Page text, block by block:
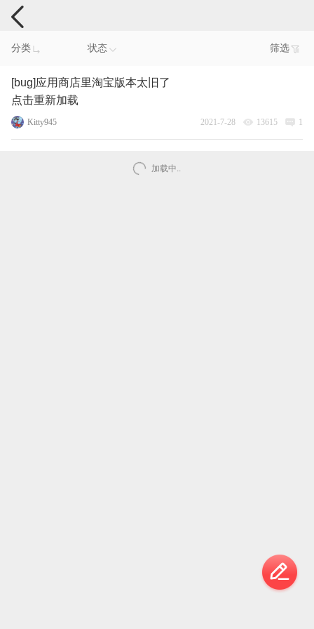
手机反馈
分类 状态 筛选
[bug]应用商店里淘宝版本太旧了
点击重新加载
Kitty945 2021-7-28 13615 1
加载中..